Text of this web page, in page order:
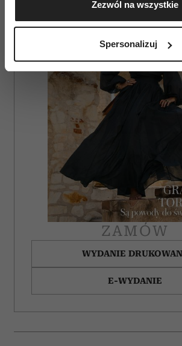
geograficznej z dokładnością
Identyfikować Twoje
(fingerprinting, czyli wirtualny
dane są przetwarzane oraz ustaw
. W Deklaracji
zmienić lub wycofać swoją zgodę w
Wykorzystujemy pliki cookie do
i reklam, aby oferować funkcje
analizować ruch w naszej witrynie.
korzystasz z naszej witryny,
społecznościowym, reklamowym i
Partnerzy mogą połączyć te informacje
otrzymanymi od Ciebie lub uzyskanymi
korzystania z ich usług.
Zezwól na wszystkie
Spersonalizuj
ZAMÓW
WYDANIE
E-WYDANIE